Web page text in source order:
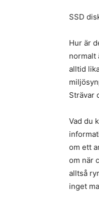
SSD
Hur är
normalt
alltid
Strävar
Vad du
om ett
om när
alltså
inget